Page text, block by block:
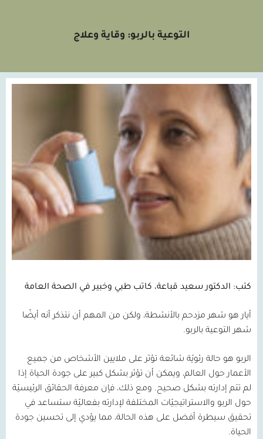
التوعية بالربو: وقاية وعلاج
كتب: الدكتور سعيد قباعة، كاتب طبي وخبير في الصحة العامة
أيار هو شهر مزدحم بالأنشطة، ولكن من المهم أن نتذكر أنه أيضًا
شهر التوعية بالربو.
الربو هو حالة رئويّة شائعة تؤثر على ملايين الأشخاص من جميع
الأعمار حول العالم، ويمكن أن تؤثر بشكل كبير على جودة الحياة إذا
لم تتم إدارته بشكل صحيح. ومع ذلك، فإن معرفة الحقائق الرئيسيّة
حول الربو والاستراتيجيّات المختلفة لإدارته بفعاليّة ستساعد في
تحقيق سيطرة أفضل على هذه الحالة، مما يؤدي إلى تحسين جودة
الحياة.